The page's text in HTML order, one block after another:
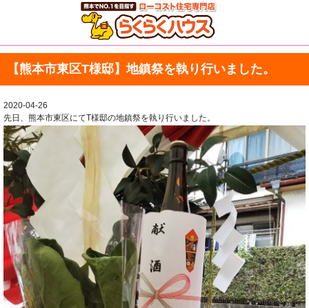
【熊本市東区T様邸】地鎮祭を執り行いました。
2020-04-26
先日、熊本市東区にてT様邸の地鎮祭を執り行いました。